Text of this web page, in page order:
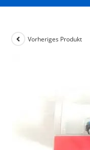
Vorheriges Produkt